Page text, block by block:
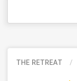
THE RETREAT